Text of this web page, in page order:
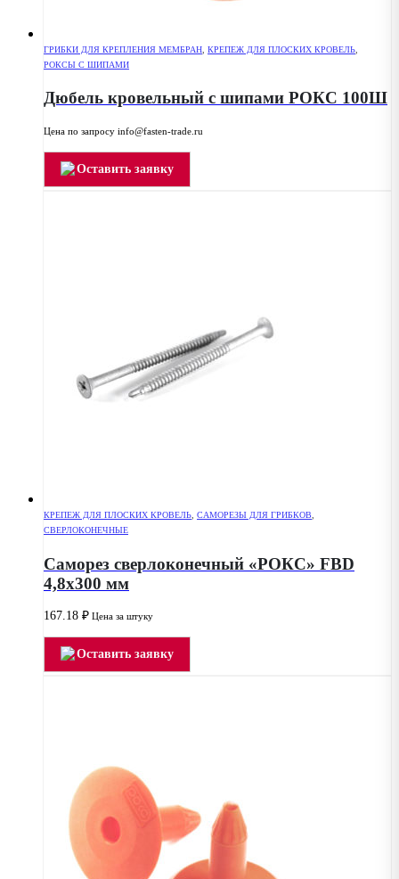
ГРИБКИ ДЛЯ КРЕПЛЕНИЯ МЕМБРАН КРЕПЕЖ ДЛЯ ПЛОСКИХ КРОВЕЛЬ
РОКСЫ С ШИПАМИ
Дюбель кровельный с шипами РОКС 100Ш
Цена по запросу info@fasten-trade.ru
Оставить заявку
КРЕПЕЖ ДЛЯ ПЛОСКИХ КРОВЕЛЬ САМОРЕЗЫ ДЛЯ ГРИБКОВ
СВЕРЛОКОНЕЧНЫЕ
Саморез сверлоконечный «РОКС» FBD
4,8х300 мм
167.18 ₽ Цена за штуку
Оставить заявку